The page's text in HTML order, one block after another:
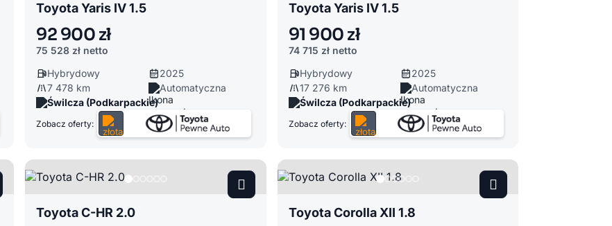
Toyota Yaris IV 1.5
92 900 zł
75 528 zł netto
Hybrydowy
2025
7 478 km
Automatyczna
Świlcza (Podkarpackie)
Zobacz oferty:
Toyota Yaris IV 1.5
91 900 zł
74 715 zł netto
Hybrydowy
2025
17 276 km
Automatyczna
Świlcza (Podkarpackie)
Zobacz oferty:
Toyota C-HR 2.0 Toyota Corolla XII 1.8